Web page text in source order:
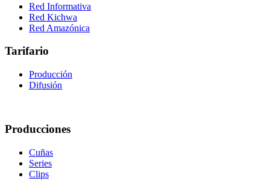
Red Informativa
Red Kichwa
Red Amazónica
Tarifario
Producción
Difusión
Producciones
Cuñas
Series
Clips